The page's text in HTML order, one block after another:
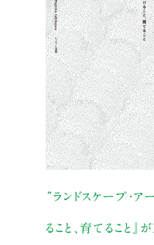
“ランドスケープ・
ること、育てること